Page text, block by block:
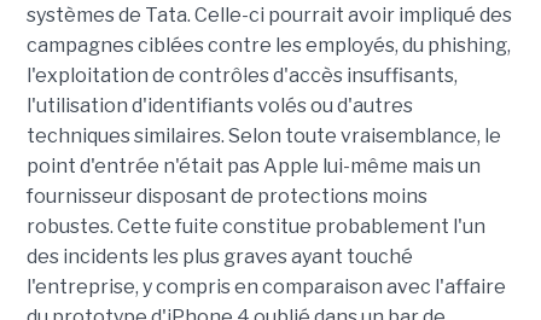
systèmes de Tata. Celle-ci pourrait avoir impliqué des
campagnes ciblées contre les employés, du phishing,
l'exploitation de contrôles d'accès insuffisants,
l'utilisation d'identifiants volés ou d'autres
techniques similaires. Selon toute vraisemblance, le
point d'entrée n'était pas Apple lui-même mais un
fournisseur disposant de protections moins
robustes. Cette fuite constitue probablement l'un
des incidents les plus graves ayant touché
l'entreprise, y compris en comparaison avec l'affaire